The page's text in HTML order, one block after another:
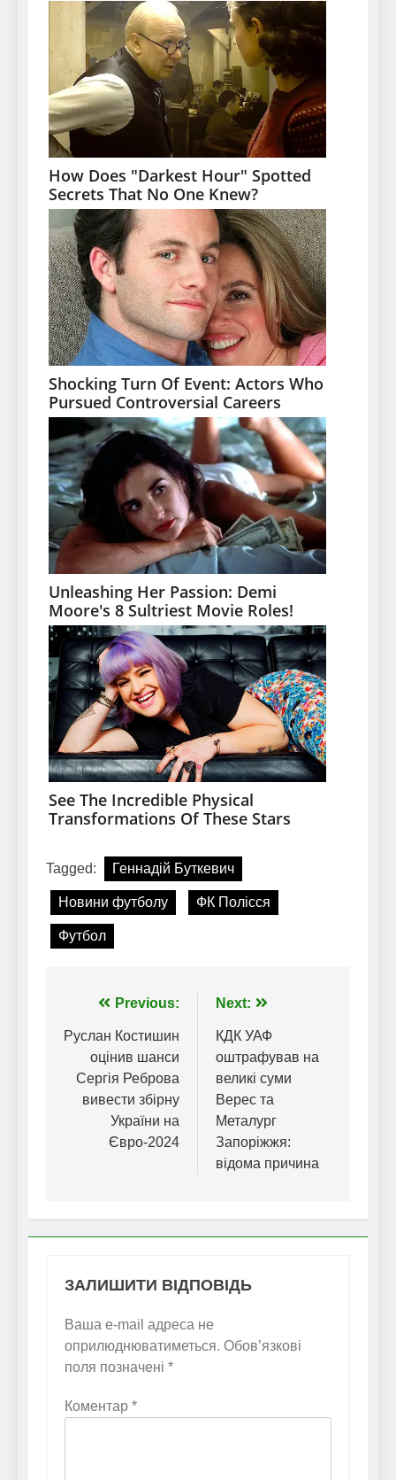
Tagged: Геннадій Буткевич
Новини футболу ФК Полісся
Футбол
Навігація
записів
Previous:
Руслан Костишин
оцінив шанси
Сергія Реброва
вивести збірну
України на
Євро-2024
Next:
КДК УАФ
оштрафував на
великі суми
Верес та
Металург
Запоріжжя:
відома причина
ЗАЛИШИТИ ВІДПОВІДЬ
Ваша e-mail адреса не
оприлюднюватиметься. Обов’язкові
поля позначені *
Коментар *